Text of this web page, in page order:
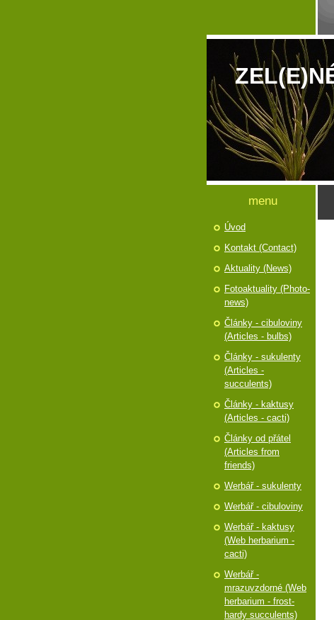
menu
Úvod
Kontakt (Contact)
Aktuality (News)
Fotoaktuality (Photo-
news)
Články - cibuloviny
(Articles - bulbs)
Články - sukulenty
(Articles -
succulents)
Články - kaktusy
(Articles - cacti)
Články od přátel
(Articles from
friends)
Werbář - sukulenty
Werbář - cibuloviny
Werbář - kaktusy
(Web herbarium -
cacti)
Werbář -
mrazuvzdorné (Web
herbarium - frost-
hardy succulents)